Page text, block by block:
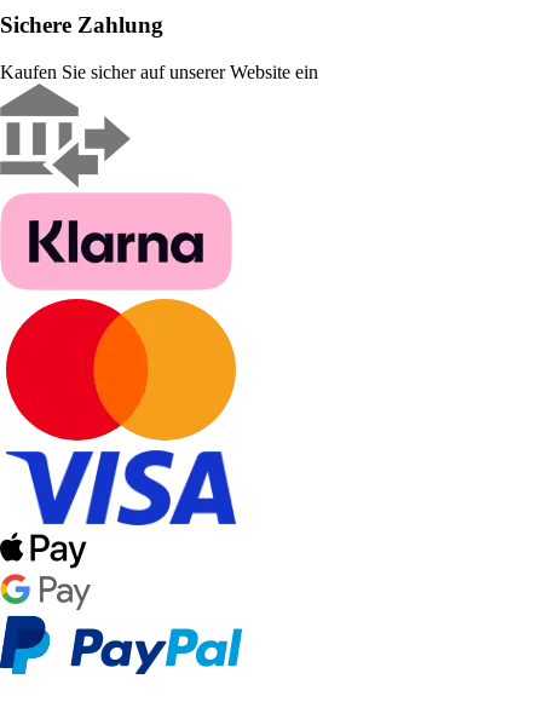
Sichere Zahlung
Kaufen Sie sicher auf unserer Website ein